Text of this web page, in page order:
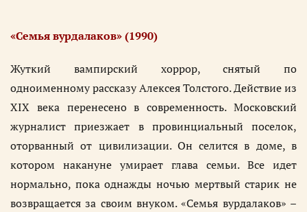
«Семья вурдалаков» (1990)
Жуткий вампирский хоррор, снятый по
одноименному рассказу Алексея Толстого. Действие из
XIX века перенесено в современность. Московский
журналист приезжает в провинциальный поселок,
оторванный от цивилизации. Он селится в доме, в
котором накануне умирает глава семьи. Все идет
нормально, пока однажды ночью мертвый старик не
возвращается за своим внуком. «Семья вурдалаков» –